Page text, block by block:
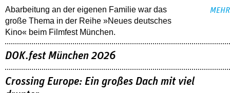
Abarbeitung an der eigenen Familie war das
große Thema in der Reihe »Neues deutsches
Kino« beim Filmfest München.
MEHR
DOK.fest München 2026
Crossing Europe: Ein großes Dach mit viel